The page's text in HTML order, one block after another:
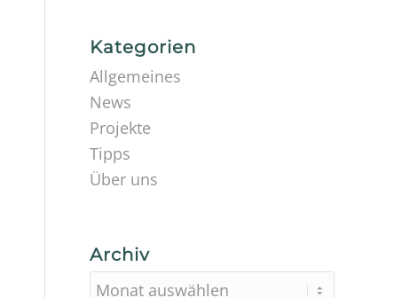
Kategorien
Allgemeines
News
Projekte
Tipps
Über uns
Archiv